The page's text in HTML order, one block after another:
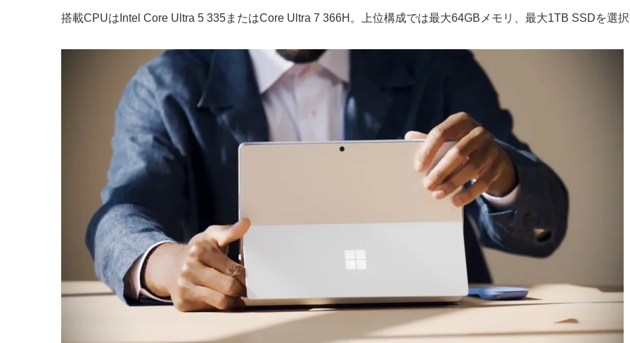
搭載CPUはIntel Core Ultra 5 335またはCore Ultra 7 366H。上位構成では最大64GBメモリ、最大1TB SSDを選択